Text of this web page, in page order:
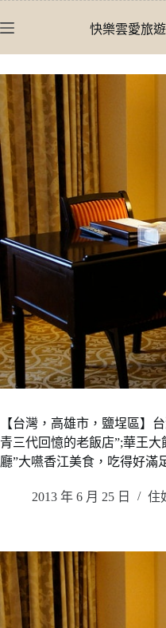
至
內
容
快樂雲愛旅
【台灣，高雄市，鹽埕區】
青三代回憶的老飯店”;華王
廳”大嚥香江美食，吃得好滿
2013 年 6 月 25 日 住